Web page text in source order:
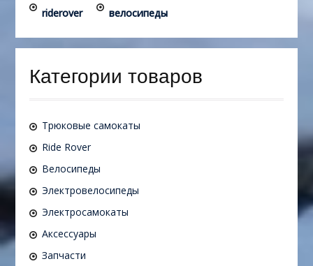
riderover
велосипеды
Категории товаров
Трюковые самокаты
Ride Rover
Велосипеды
Электровелосипеды
Электросамокаты
Аксессуары
Запчасти